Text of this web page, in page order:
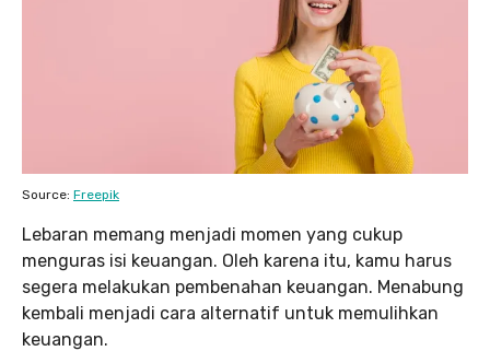
Source: Freepik
Lebaran memang menjadi momen yang cukup
menguras isi keuangan. Oleh karena itu, kamu harus
segera melakukan pembenahan keuangan. Menabung
kembali menjadi cara alternatif untuk memulihkan
keuangan.